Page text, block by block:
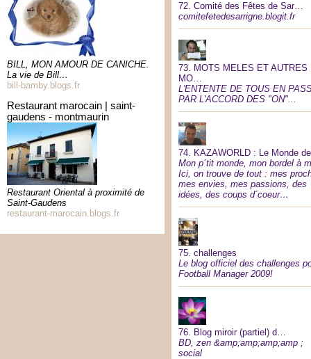
BILL, MON AMOUR DE CANICHE.
La vie de Bill…
bill-bamby.blogs.fr
restaurant marocain | saint-
gaudens - montmaurin
Restaurant Oriental à proximité de
Saint-Gaudens
restaurant-marocain.blogs.fr
72. Comité des Fêtes de Sar…
comitefetedesarrigne.blogit.fr
73. MOTS MELES ET AUTRES
MO…
L'ENTENTE DE TOUS EN
PAR L'ACCORD DES "ON"...
74. KAZAWORLD : Le Monde
Mon p´tit monde, mon bordel à
Ici, on trouve de tout : mes
mes envies, mes passions, des
idées, des coups d´coeur…
75. challenges
Le blog officiel des challenges
Football Manager 2009!
76. Blog miroir (partiel) d…
BD, zen &amp;amp;amp;amp ;
social